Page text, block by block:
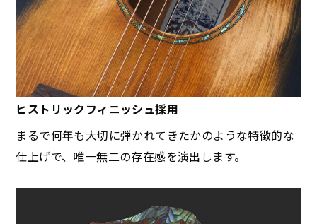
ヒストリックフィニッシュ採用
まるで何年も大切に弾かれてきたかのような特徴的な
仕上げで、唯一無二の存在感を演出します。